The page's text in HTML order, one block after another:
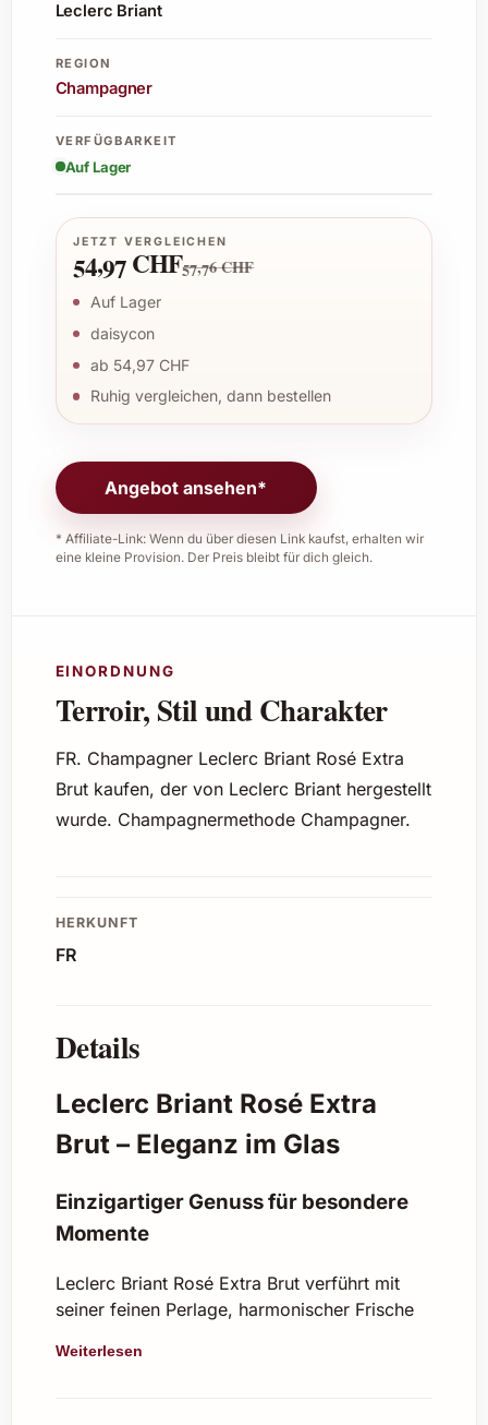
Leclerc Briant
REGION
Champagner
VERFÜGBARKEIT
Auf Lager
JETZT VERGLEICHEN
54,97 CHF57,76 CHF
Auf Lager
daisycon
ab 54,97 CHF
Ruhig vergleichen, dann bestellen
Angebot ansehen*
* Affiliate-Link: Wenn du über diesen Link kaufst, erhalten wir
eine kleine Provision. Der Preis bleibt für dich gleich.
EINORDNUNG
Terroir, Stil und Charakter
FR. Champagner Leclerc Briant Rosé Extra
Brut kaufen, der von Leclerc Briant hergestellt
wurde. Champagnermethode Champagner.
HERKUNFT
FR
Details
Leclerc Briant Rosé Extra
Brut – Eleganz im Glas
Einzigartiger Genuss für besondere
Momente
Leclerc Briant Rosé Extra Brut verführt mit
seiner feinen Perlage, harmonischer Frische
präsentiert er sich in einem zarten Rosa mit
Weiterlesen